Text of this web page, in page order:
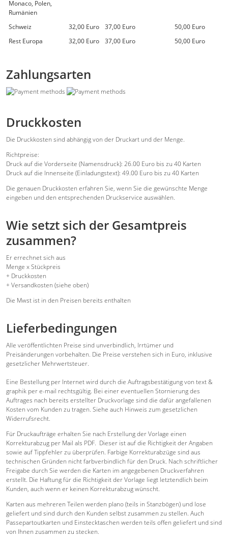
Monaco, Polen,
Rumänien
Schweiz
32,00 Euro 37,00 Euro
50,00 Euro
Rest Europa
32,00 Euro 37,00 Euro 50,00 Euro
Zahlungsarten
Druckkosten
Die Druckkosten sind abhängig von der Druckart und der Menge.
Richtpreise:
Druck auf die Vorderseite (Namensdruck): 26.00 Euro bis zu 40 Karten
Druck auf die Innenseite (Einladungstext): 49.00 Euro bis zu 40 Karten
Die genauen Druckkosten erfahren Sie, wenn Sie die gewünschte Menge
eingeben und den entsprechenden Druckservice auswählen.
Wie setzt sich der Gesamtpreis
zusammen?
Er errechnet sich aus
Menge x Stückpreis
+ Druckkosten
+ Versandkosten (siehe oben)
Die Mwst ist in den Preisen bereits enthalten
Lieferbedingungen
Alle veröffentlichten Preise sind unverbindlich, Irrtümer und
Preisänderungen vorbehalten. Die Preise verstehen sich in Euro, inklusive
gesetzlicher Mehrwertsteuer.
Eine Bestellung per Internet wird durch die Auftragsbestätigung von text &
graphik per e-mail rechtsgültig. Bei einer eventuellen Stornierung des
Auftrages nach bereits erstellter Druckvorlage sind die dafür angefallenen
Kosten vom Kunden zu tragen. Siehe auch Hinweis zum gesetzlichen
Widerrufsrecht.
Für Druckaufträge erhalten Sie nach Erstellung der Vorlage einen
Korrekturabzug per Mail als PDF. Dieser ist auf die Richtigkeit der Angaben
sowie auf Tippfehler zu überprüfen. Farbige Korrekturabzüge sind aus
technischen Gründen nicht farbverbindlich für den Druck. Nach schriftlicher
Freigabe durch Sie werden die Karten im angegebenen Druckverfahren
erstellt. Die Haftung für die Richtigkeit der Vorlage liegt letztendlich beim
Kunden, auch wenn er keinen Korrekturabzug wünscht.
Karten aus mehreren Teilen werden plano (teils in Stanzbögen) und lose
geliefert und sind durch den Kunden selbst zusammen zu stellen. Auch
Passepartoutkarten und Einstecktaschen werden teils offen geliefert und sind
von Ihnen zusammen zu stecken.